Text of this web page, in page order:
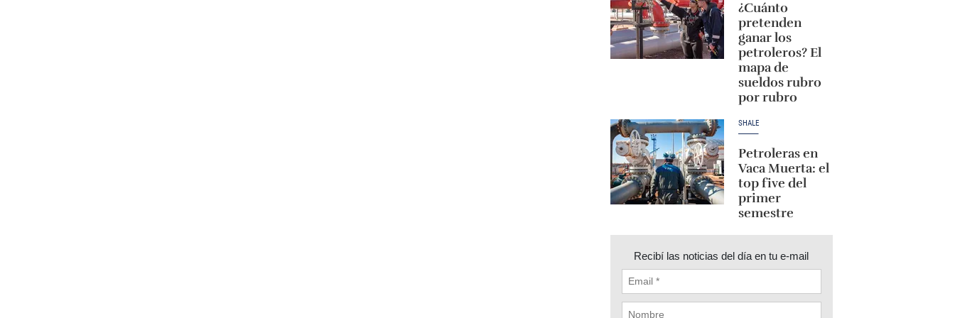
¿Cuánto
pretenden
ganar los
petroleros? El
mapa de
sueldos rubro
por rubro
SHALE
Petroleras en
Vaca Muerta: el
top five del
primer
semestre
Recibí las noticias del día en tu e-mail